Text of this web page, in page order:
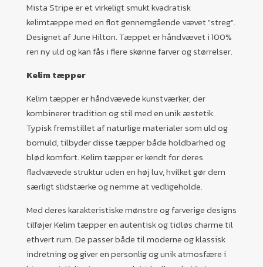
Mista Stripe er et virkeligt smukt kvadratisk
kelimtæppe med en flot gennemgående vævet "streg".
Designet af June Hilton. Tæppet er håndvævet i 100%
ren ny uld og kan fås i flere skønne farver og størrelser.
Kelim tæpper
Kelim tæpper er håndvævede kunstværker, der
kombinerer tradition og stil med en unik æstetik.
Typisk fremstillet af naturlige materialer som uld og
bomuld, tilbyder disse tæpper både holdbarhed og
blød komfort. Kelim tæpper er kendt for deres
fladvævede struktur uden en høj luv, hvilket gør dem
særligt slidstærke og nemme at vedligeholde.
Med deres karakteristiske mønstre og farverige designs
tilføjer Kelim tæpper en autentisk og tidløs charme til
ethvert rum. De passer både til moderne og klassisk
indretning og giver en personlig og unik atmosfære i